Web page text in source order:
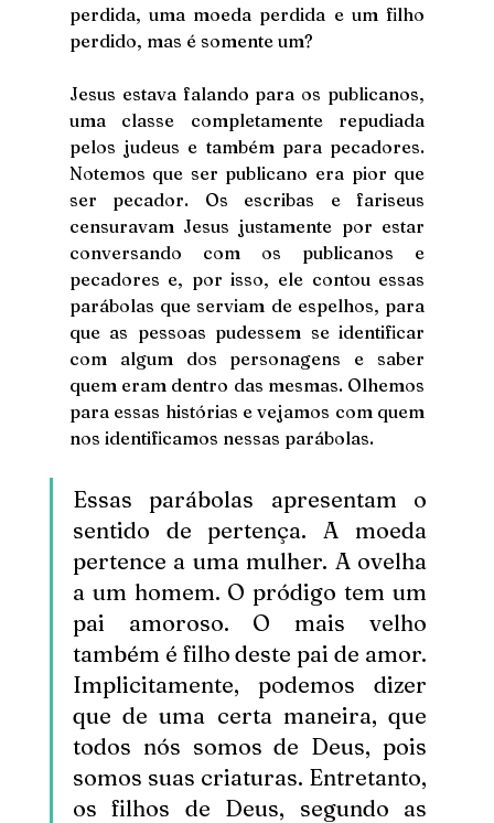
perdida, uma moeda perdida e um filho
perdido, mas é somente um?
Jesus estava falando para os publicanos,
uma classe completamente repudiada
pelos judeus e também para pecadores.
Notemos que ser publicano era pior que
ser pecador. Os escribas e fariseus
censuravam Jesus justamente por estar
conversando com os publicanos e
pecadores e, por isso, ele contou essas
parábolas que serviam de espelhos, para
que as pessoas pudessem se identificar
com algum dos personagens e saber
quem eram dentro das mesmas. Olhemos
para essas histórias e vejamos com quem
nos identificamos nessas parábolas.
Essas parábolas apresentam o
sentido de pertença. A moeda
pertence a uma mulher. A ovelha
a um homem. O pródigo tem um
pai amoroso. O mais velho
também é filho deste pai de amor.
Implicitamente, podemos dizer
que de uma certa maneira, que
todos nós somos de Deus, pois
somos suas criaturas. Entretanto,
os filhos de Deus, segundo as